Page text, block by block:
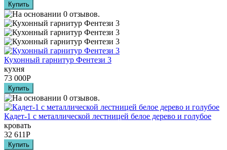
Кухонный гарнитур Фентези 3
кухня
73 000Р
Кадет-1 с металлической лестницей белое дерево и голубое
кровать
32 611Р